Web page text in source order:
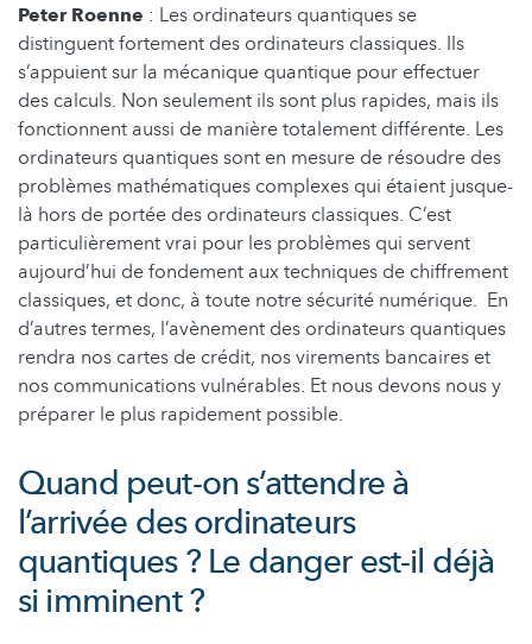
Peter Roenne : Les ordinateurs quantiques se
distinguent fortement des ordinateurs classiques. Ils
s’appuient sur la mécanique quantique pour effectuer
des calculs. Non seulement ils sont plus rapides, mais ils
fonctionnent aussi de manière totalement différente. Les
ordinateurs quantiques sont en mesure de résoudre des
problèmes mathématiques complexes qui étaient jusque-
là hors de portée des ordinateurs classiques. C’est
particulièrement vrai pour les problèmes qui servent
aujourd’hui de fondement aux techniques de chiffrement
classiques, et donc, à toute notre sécurité numérique. En
d’autres termes, l’avènement des ordinateurs quantiques
rendra nos cartes de crédit, nos virements bancaires et
nos communications vulnérables. Et nous devons nous y
préparer le plus rapidement possible.
Quand peut-on s’attendre à
l’arrivée des ordinateurs
quantiques ? Le danger est-il déjà
si imminent ?